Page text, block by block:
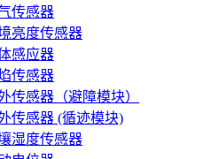
传感器
亮度传感器
感应器
传感器
传感器（避障模块）
传感器 (循迹模块)
湿度传感器